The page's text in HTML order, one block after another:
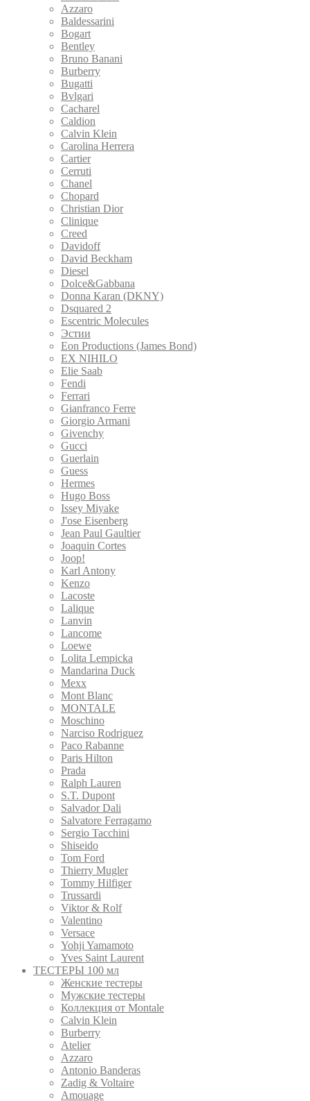
Azzaro
Baldessarini
Bogart
Bentley
Bruno Banani
Burberry
Bugatti
Bvlgari
Cacharel
Caldion
Calvin Klein
Carolina Herrera
Cartier
Cerruti
Chanel
Chopard
Christian Dior
Clinique
Creed
Davidoff
David Beckham
Diesel
Dolce&Gabbana
Donna Karan (DKNY)
Dsquared 2
Escentric Molecules
Эстии
Eon Productions (James Bond)
EX NIHILO
Elie Saab
Fendi
Ferrari
Gianfranco Ferre
Giorgio Armani
Givenchy
Gucci
Guerlain
Guess
Hermes
Hugo Boss
Issey Miyake
J'ose Eisenberg
Jean Paul Gaultier
Joaquin Cortes
Joop!
Karl Antony
Kenzo
Lacoste
Lalique
Lanvin
Lancome
Loewe
Lolita Lempicka
Mandarina Duck
Mexx
Mont Blanc
MONTALE
Moschino
Narciso Rodriguez
Paco Rabanne
Paris Hilton
Prada
Ralph Lauren
S.T. Dupont
Salvador Dali
Salvatore Ferragamo
Sergio Tacchini
Shiseido
Tom Ford
Thierry Mugler
Tommy Hilfiger
Trussardi
Viktor & Rolf
Valentino
Versace
Yohji Yamamoto
Yves Saint Laurent
ТЕСТЕРЫ 100 мл
Женские тестеры
Мужские тестеры
Коллекция от Montale
Calvin Klein
Burberry
Atelier
Azzaro
Antonio Banderas
Zadig & Voltaire
Amouage